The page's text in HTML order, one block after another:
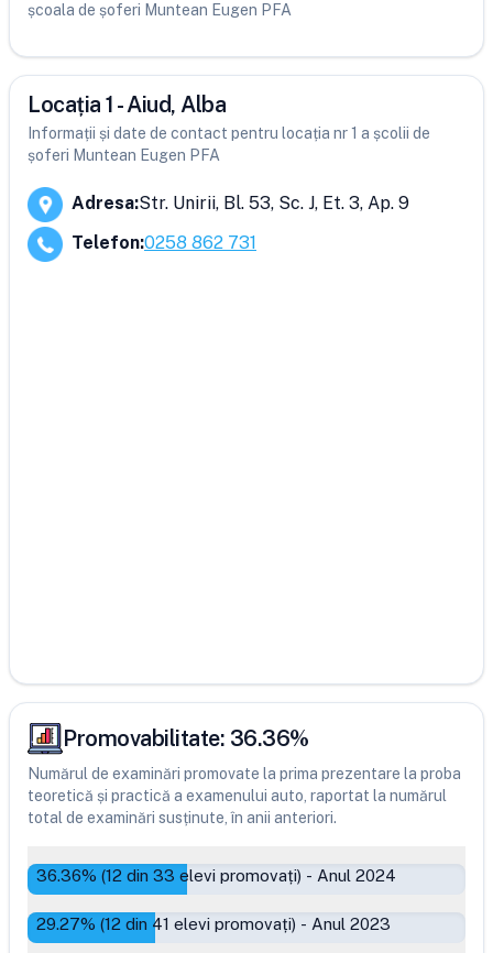
școala de șoferi Muntean Eugen PFA
Locația 1 - Aiud, Alba
Informații și date de contact pentru locația nr 1 a școlii de
șoferi Muntean Eugen PFA
Adresa:Str. Unirii, Bl. 53, Sc. J, Et. 3, Ap. 9
Telefon:0258 862 731
Promovabilitate: 36.36%
Numărul de examinări promovate la prima prezentare la proba
teoretică și practică a examenului auto, raportat la numărul
total de examinări susținute, în anii anteriori.
36.36% (12 din 33 elevi promovați) - Anul 2024
29.27% (12 din 41 elevi promovați) - Anul 2023